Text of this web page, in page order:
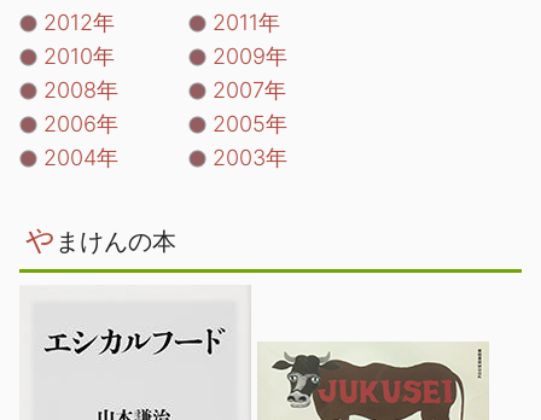
2012年
2011年
2010年
2009年
2008年
2007年
2006年
2005年
2004年
2003年
や まけんの本